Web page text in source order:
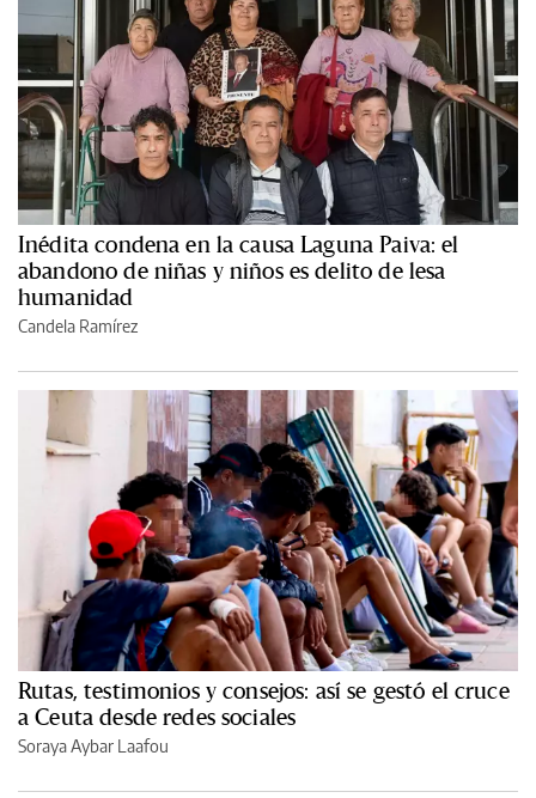
Inédita condena en la causa Laguna Paiva: el
abandono de niñas y niños es delito de lesa
humanidad
Candela Ramírez
Rutas, testimonios y consejos: así se gestó el cruce
a Ceuta desde redes sociales
Soraya Aybar Laafou